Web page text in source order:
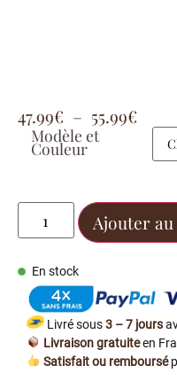
47.99€ – 55.99€
Modèle et
Couleur
Ajouter
En stock
Livré sous3 – 7 jours
Livraison gratuiteen
Satisfait ou remboursé